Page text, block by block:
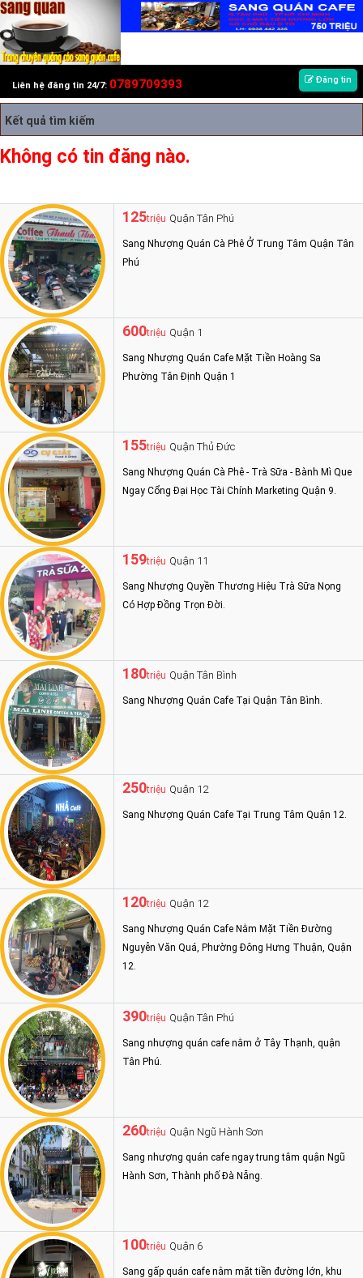
Liên hệ đăng tin 24/7: 0789709393 Đăng tin
Kết quả tìm kiếm
Không có tin đăng nào.
125triệu Quận Tân Phú
Sang Nhượng Quán Cà Phê Ở Trung Tâm Quận Tân
Phú
600triệu Quận 1
Sang Nhượng Quán Cafe Mặt Tiền Hoàng Sa
Phường Tân Định Quận 1
155triệu Quận Thủ Đức
Sang Nhượng Quán Cà Phê - Trà Sữa - Bành Mì Que
Ngay Cổng Đại Học Tài Chính Marketing Quận 9.
159triệu Quận 11
Sang Nhượng Quyền Thương Hiệu Trà Sữa Nọng
Có Hợp Đồng Trọn Đời.
180triệu Quận Tân Bình
Sang Nhượng Quán Cafe Tại Quận Tân Bình.
250triệu Quận 12
Sang Nhượng Quán Cafe Tại Trung Tâm Quận 12.
120triệu Quận 12
Sang Nhượng Quán Cafe Nằm Mặt Tiền Đường
Nguyễn Văn Quá, Phường Đông Hưng Thuận, Quận
12.
390triệu Quận Tân Phú
Sang nhượng quán cafe nằm ở Tây Thạnh, quận
Tân Phú.
260triệu Quận Ngũ Hành Sơn
Sang nhượng quán cafe ngay trung tâm quận Ngũ
Hành Sơn, Thành phố Đà Nẵng.
100triệu Quận 6
Sang gấp quán cafe nằm mặt tiền đường lớn, khu